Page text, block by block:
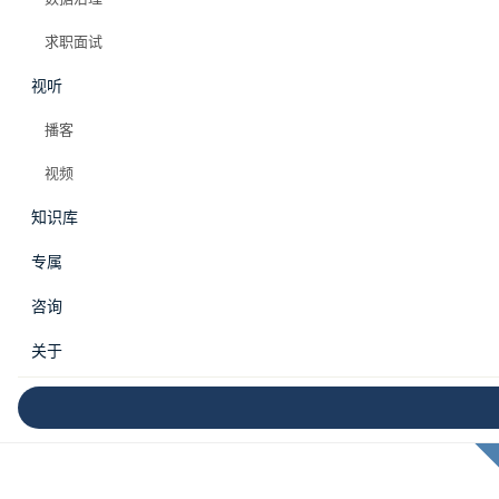
求职面试
视听
播客
视频
知识库
专属
咨询
关于